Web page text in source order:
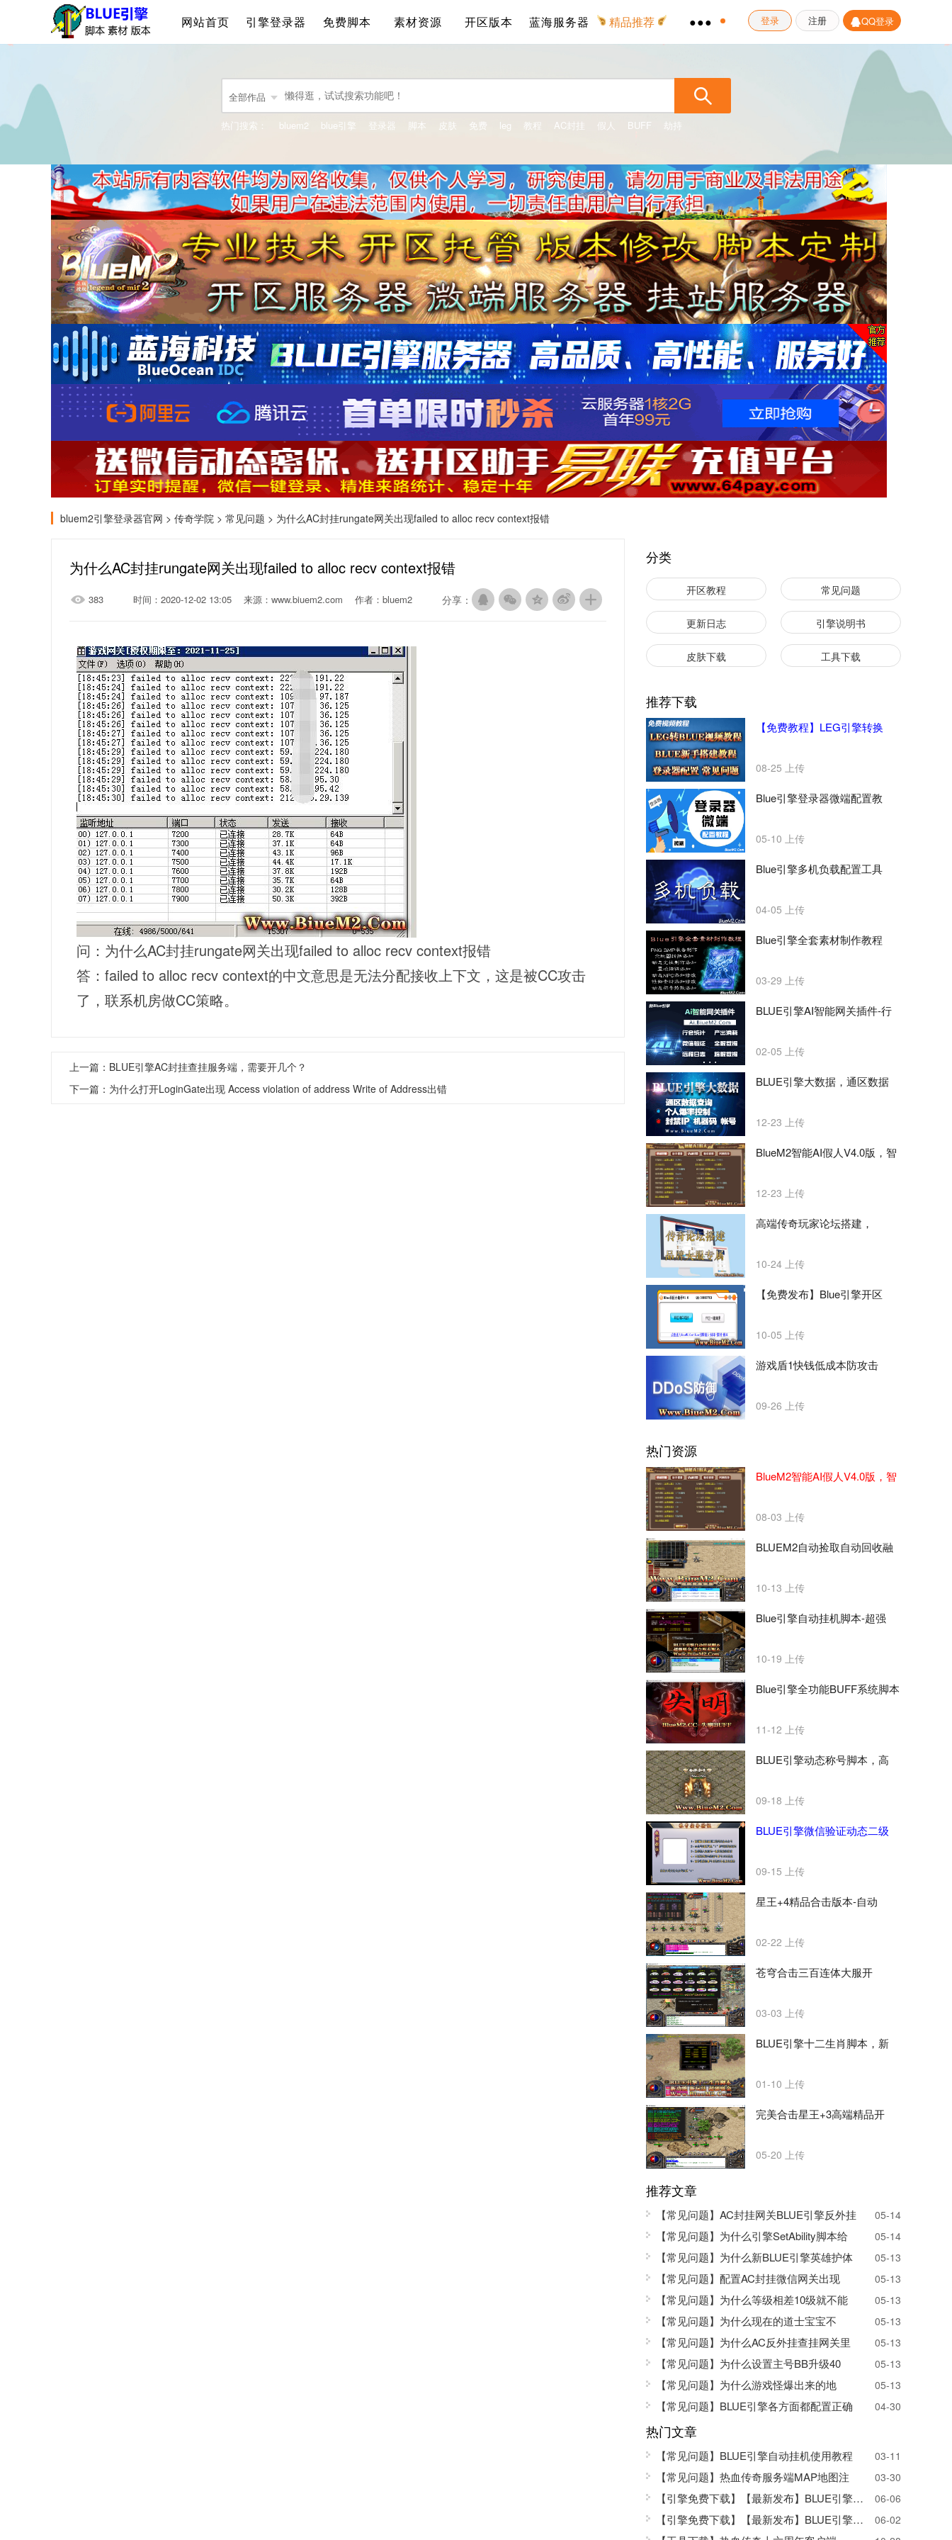
网站首页 引擎登录器 免费脚本 素材资源 开区版本 蓝海服务器 精品推荐 ●●● 登录 注册 QQ登录
全部作品
热门搜索： bluem2 blue引擎 登录器 脚本 皮肤 免费 leg 教程 AC封挂 假人 BUFF 劫持
bluem2引擎登录器官网 > 传奇学院 > 常见问题 > 为什么AC封挂rungate网关出现failed to alloc recv context报错
分类
开区教程 常见问题
更新日志 引擎说明书
皮肤下载 工具下载
推荐下载
【免费教程】LEG引擎转换
08-25 上传
Blue引擎登录器微端配置教
05-10 上传
Blue引擎多机负载配置工具
04-05 上传
Blue引擎全套素材制作教程
03-29 上传
BLUE引擎AI智能网关插件-行
02-05 上传
BLUE引擎大数据，通区数据
12-23 上传
BlueM2智能AI假人V4.0版，智
12-23 上传
高端传奇玩家论坛搭建，
10-24 上传
【免费发布】Blue引擎开区
10-05 上传
游戏盾1快钱低成本防攻击
09-26 上传
热门资源
BlueM2智能AI假人V4.0版，智
08-03 上传
BLUEM2自动捡取自动回收融
10-13 上传
Blue引擎自动挂机脚本-超强
10-19 上传
Blue引擎全功能BUFF系统脚本
11-12 上传
BLUE引擎动态称号脚本，高
09-18 上传
BLUE引擎微信验证动态二级
09-15 上传
星王+4精品合击版本-自动
02-22 上传
苍穹合击三百连体大服开
03-03 上传
BLUE引擎十二生肖脚本，新
01-10 上传
完美合击星王+3高端精品开
05-20 上传
推荐文章
【常见问题】AC封挂网关BLUE引擎反外挂 05-14
【常见问题】为什么引擎SetAbility脚本给 05-14
【常见问题】为什么新BLUE引擎英雄护体 05-13
【常见问题】配置AC封挂微信网关出现 05-13
【常见问题】为什么等级相差10级就不能 05-13
【常见问题】为什么现在的道士宝宝不 05-13
【常见问题】为什么AC反外挂查挂网关里 05-13
【常见问题】为什么设置主号BB升级40 05-13
【常见问题】为什么游戏怪爆出来的地 05-13
【常见问题】BLUE引擎各方面都配置正确 04-30
热门文章
【常见问题】BLUE引擎自动挂机使用教程 03-11
【常见问题】热血传奇服务端MAP地图注 03-30
【引擎免费下载】 【最新发布】BLUE引擎SQL版 06-06
【引擎免费下载】【最新发布】BLUE引擎正式 06-02
为什么AC封挂rungate网关出现failed to alloc recv context报错
383 时间：2020-12-02 13:05 来源：www.biuem2.com 作者：bluem2 分享：
问：为什么AC封挂rungate网关出现failed to alloc recv context报错
答：failed to alloc recv context的中文意思是无法分配接收上下文，这是被CC攻击
了，联系机房做CC策略。
上一篇： BLUE引擎AC封挂查挂服务端，需要开几个？
下一篇： 为什么打开LoginGate出现 Access violation of address Write of Address出错